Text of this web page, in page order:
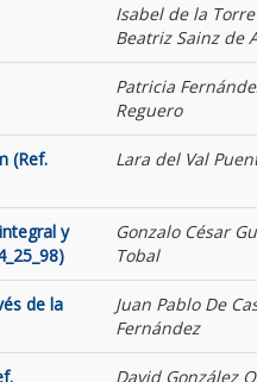
Isabel de la
Beatriz Sainz de
Patricia
Reguero
(Ref.
Lara del Val
y
Gonzalo César
Tobal
de la
Juan Pablo De
Fernández
David González